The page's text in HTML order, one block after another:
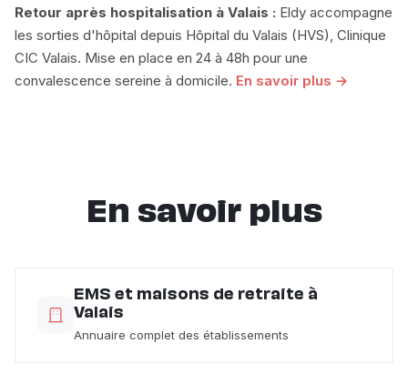
Retour après hospitalisation à Valais : Eldy accompagne
les sorties d'hôpital depuis Hôpital du Valais (HVS), Clinique
CIC Valais. Mise en place en 24 à 48h pour une
convalescence sereine à domicile. En savoir plus →
En savoir plus
EMS et maisons de retraite à
Valais
Annuaire complet des établissements